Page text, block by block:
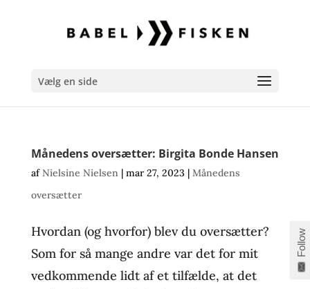
Vælg en side
Månedens oversætter: Birgita Bonde Hansen
afNielsine Nielsen| mar 27, 2023| Månedens
oversætter
Hvordan (og hvorfor) blev du oversætter?
Som for så mange andre var det for mit
vedkommende lidt af et tilfælde, at det
Follow